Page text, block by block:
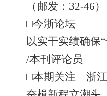
（邮发：32-46）
□今浙论坛
以实干实绩确保“
/本刊评论员
□本期关注 浙江